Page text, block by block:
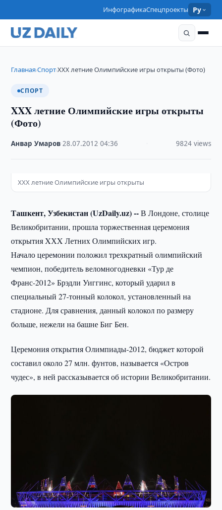
ИнфографикаСпецпроекты Ру
Главная›Спорт›XXX летние Олимпийские игры открыты (Фото)
СПОРТ
XXX летние Олимпийские игры открыты
(Фото)
Анвар Умаров ·28.07.2012 ·04:36 9824 views
XXX летние Олимпийские игры открыты
Ташкент, Узбекистан (UzDaily.uz) --В Лондоне, столице
Великобритании, прошла торжественная церемония
открытия XХX Летних Олимпийских игр.
Начало церемонии положил трехкратный олимпийский
чемпион, победитель веломногодневки «Тур де
Франс-2012» Брэдли Уиггинс, который ударил в
специальный 27-тонный колокол, установленный на
стадионе. Для сравнения, данный колокол по размеру
больше, нежели на башне Биг Бен.
Церемония открытия Олимпиады-2012, бюджет которой
составил около 27 млн. фунтов, называется «Остров
чудес», в ней рассказывается об истории Великобритании.